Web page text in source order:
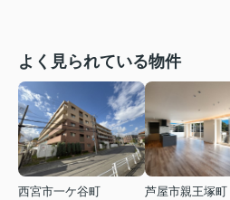
よく見られている物件
西宮市一ケ谷町
芦屋市親王塚町